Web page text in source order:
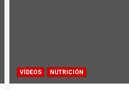
VÍDEOS NUTRICIÓN